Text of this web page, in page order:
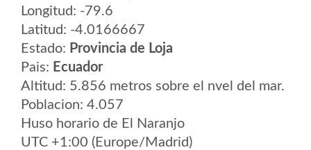
Longitud: -79.6
Latitud: -4.0166667
Estado: Provincia de Loja
Pais: Ecuador
Altitud: 5.856 metros sobre el nvel del mar.
Poblacion: 4.057
Huso horario de El Naranjo
UTC +1:00 (Europe/Madrid)